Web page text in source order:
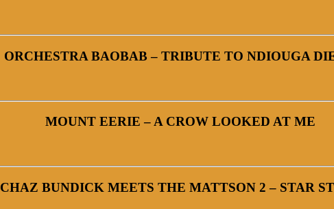
ORCHESTRA BAOBAB – TRIBUTE TO NDIOUGA
MOUNT EERIE – A CROW LOOKED AT ME
CHAZ BUNDICK MEETS THE MATTSON 2 – STAR